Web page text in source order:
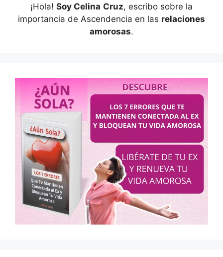
¡Hola! Soy Celina Cruz, escribo sobre la
importancia de Ascendencia en las relaciones
amorosas.